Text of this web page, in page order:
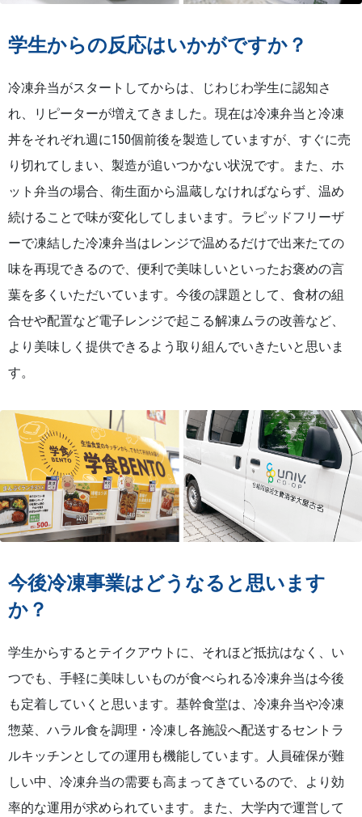
学生からの反応はいかがですか？
冷凍弁当がスタートしてからは、じわじわ学生に認知さ
れ、リピーターが増えてきました。現在は冷凍弁当と冷凍
丼をそれぞれ週に150個前後を製造していますが、すぐに売
り切れてしまい、製造が追いつかない状況です。また、ホ
ット弁当の場合、衛生面から温蔵しなければならず、温め
続けることで味が変化してしまいます。ラピッドフリーザ
ーで凍結した冷凍弁当はレンジで温めるだけで出来たての
味を再現できるので、便利で美味しいといったお褒めの言
葉を多くいただいています。今後の課題として、食材の組
合せや配置など電子レンジで起こる解凍ムラの改善など、
より美味しく提供できるよう取り組んでいきたいと思いま
す。
今後冷凍事業はどうなると思います
か？
学生からするとテイクアウトに、それほど抵抗はなく、い
つでも、手軽に美味しいものが食べられる冷凍弁当は今後
も定着していくと思います。基幹食堂は、冷凍弁当や冷凍
惣菜、ハラル食を調理・冷凍し各施設へ配送するセントラ
ルキッチンとしての運用も機能しています。人員確保が難
しい中、冷凍弁当の需要も高まってきているので、より効
率的な運用が求められています。また、大学内で運営して